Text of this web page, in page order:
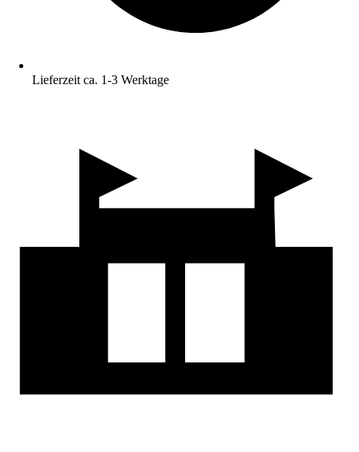
Lieferzeit ca. 1-3 Werktage